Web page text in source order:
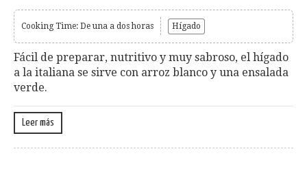
Cooking Time: De una a dos horas Hígado
Fácil de preparar, nutritivo y muy sabroso, el hígado
a la italiana se sirve con arroz blanco y una ensalada
verde.
Leer más